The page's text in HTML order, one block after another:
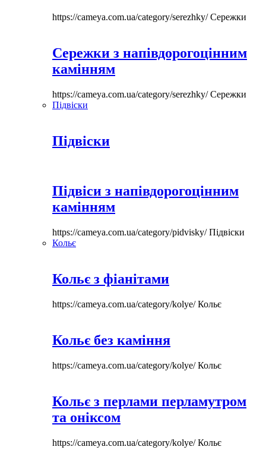
https://cameya.com.ua/category/serezhky/Сережки
Сережки з напівдорогоцінним
камінням
https://cameya.com.ua/category/serezhky/Сережки
Підвіски
Підвіски
Підвіси з напівдорогоцінним
камінням
https://cameya.com.ua/category/pidvisky/Підвіски
Кольє
Кольє з фіанітами
https://cameya.com.ua/category/kolye/Кольє
Кольє без каміння
https://cameya.com.ua/category/kolye/Кольє
Кольє з перлами перламутром
та оніксом
https://cameya.com.ua/category/kolye/Кольє